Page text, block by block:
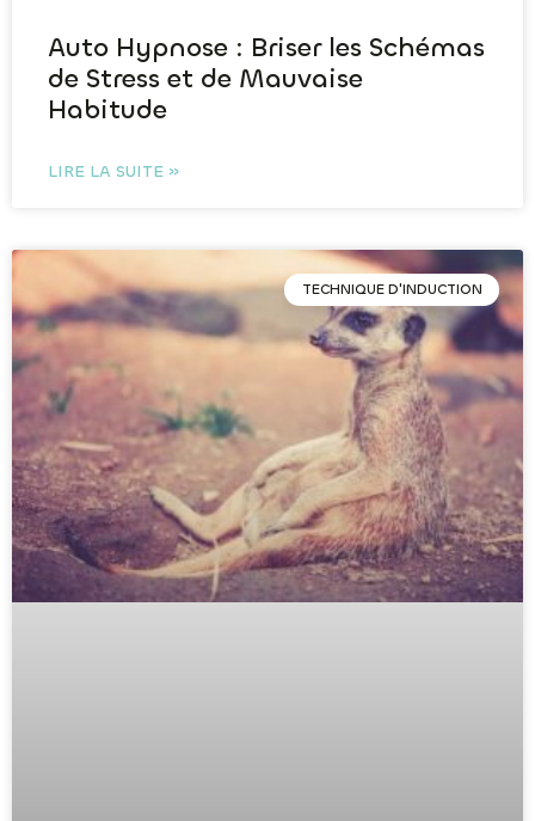
Auto Hypnose : Briser les Schémas
de Stress et de Mauvaise
Habitude
LIRE LA SUITE »
TECHNIQUE D'INDUCTION